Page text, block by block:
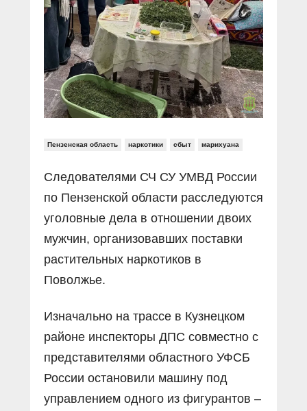
Социальные ролики
Документальные фильмы
Прямой разговор
В знании сила
Специальный репортаж
КиберПОСТОВОЙ
Газета «Щит и меч»
Журнал «Полиция России»
О ПОРТАЛЕ
Контакты
Вакансии
Пензенская область наркотики сбыт марихуана
Следователями СЧ СУ УМВД России
по Пензенской области расследуются
уголовные дела в отношении двоих
мужчин, организовавших поставки
растительных наркотиков в
Поволжье.
Изначально на трассе в Кузнецком
районе инспекторы ДПС совместно с
представителями областного УФСБ
России остановили машину под
управлением одного из фигурантов –